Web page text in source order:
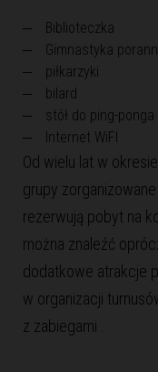
Biblioteczka
Gimnastyka
piłkarzyki
bilard
stół do ping-ponga
Internet WiFI
Od wielu lat w
grupy
rezerwują pobyt na
można znaleźć
dodatkowe atrakcje
w organizacji
z zabiegami .